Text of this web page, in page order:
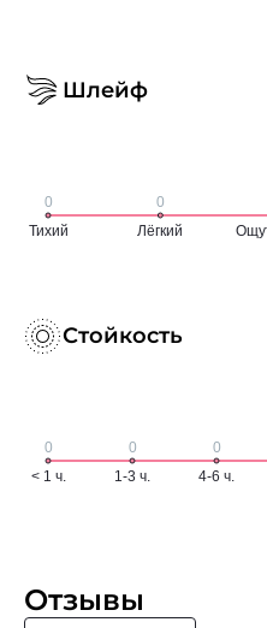
Шлейф
Стойкость
Отзывы